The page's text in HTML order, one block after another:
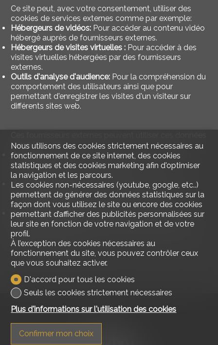
Ce site peut, avec votre consentement, utiliser des
cookies de services externes comme par exemple:
Hébergeurs de vidéos: Pour accéder au contenu vidéo
hébergé auprès de fournisseurs externes.
Hébergeurs de visites virtuelles : Pour accéder à des
visites virtuelles hébergées par des fournisseurs
externes.
Outils d'analyse d'audience: Pour la compréhension du
comportement des utilisateurs ainsi que pour
permettant d'enregistrer les visites d'un visiteur sur
différents sites web.
à des fins:
de préférences: permettant à un site web de retenir
des informations qui modifient le service pour
correspondre aux choix du visiteur.
de statistiques:permettant à un site web de retenir
des informations pour comprendre comment les
visiteurs interagissent avec leurs services.
de marketing:permettant d'effectuer un suivi des
visiteurs sur différents sites web et ainsi d'afficher des
publicités qui sont pertinentes et intéressantes pour
l'utilisateur individuel.
Nous utilisons des cookies strictement nécessaires au
fonctionnement de ce site internet, des cookies
statistiques et des cookies marketing afin d'optimiser
la navigation et les parcours.
Les cookies non-nécessaires (youtube, google, etc..)
permettent de générer des données statistiques sur la
façon dont vous utilisez le site ou encore des cookies
permettant d’afficher des publicités personnalisées sur
leur site en fonction de votre navigation et de votre
profil.
À l’exception des cookies nécessaires au
fonctionnement du site, vous pouvez contrôler ceux
que vous souhaitez activer.
D'accord pour tous les cookies
Seuls les cookies strictement nécessaires
Plus d'informations sur l'utilisation des cookies
Confirmer mon choix